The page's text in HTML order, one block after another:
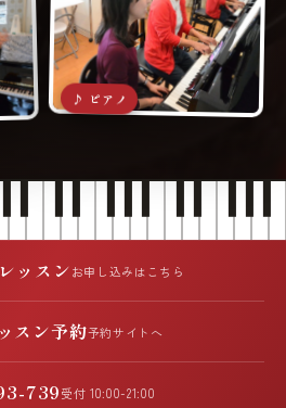
♪ ピアノ
ッスンお申し込みはこちら
スン予約予約サイトへ
739受付 10:00-21:00